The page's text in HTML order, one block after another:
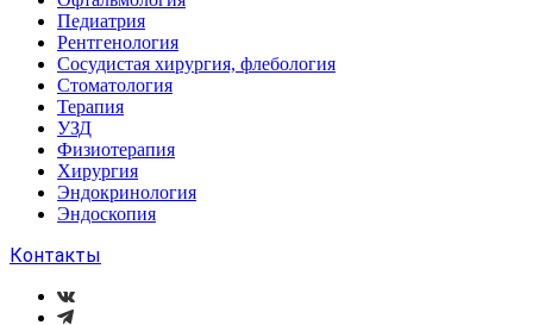
Педиатрия
Рентгенология
Сосудистая хирургия, флебология
Стоматология
Терапия
УЗД
Физиотерапия
Хирургия
Эндокринология
Эндоскопия
Контакты